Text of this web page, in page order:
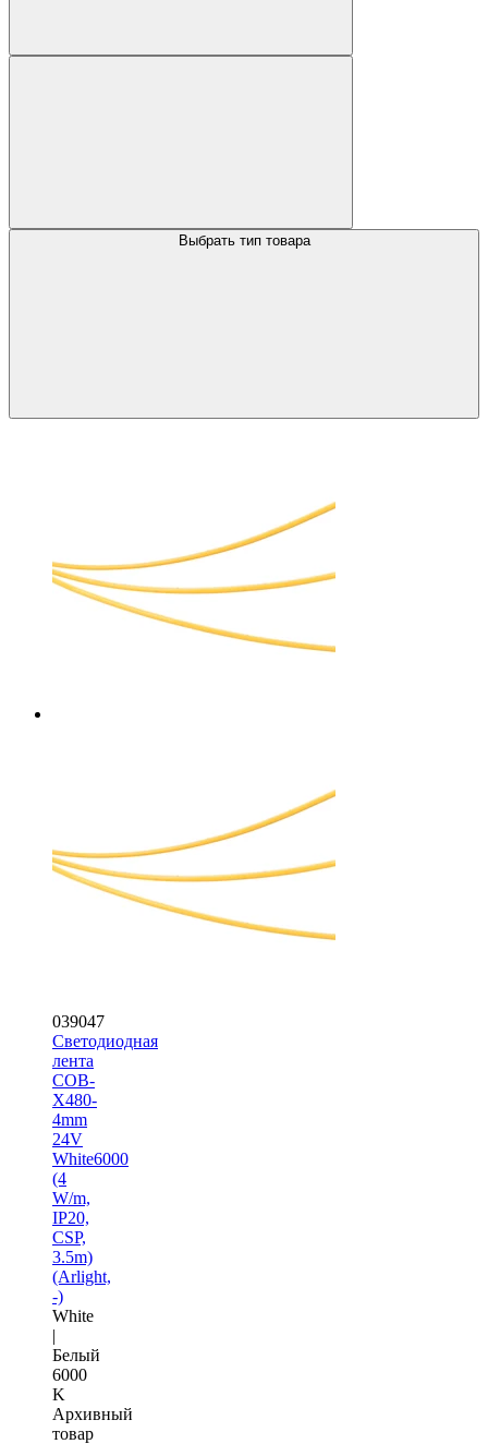
Выбрать тип товара
039047
Светодиодная
лента
COB-
X480-
4mm
24V
White6000
(4
W/m,
IP20,
CSP,
3.5m)
(Arlight,
-)
White
|
Белый
6000
K
Архивный
товар